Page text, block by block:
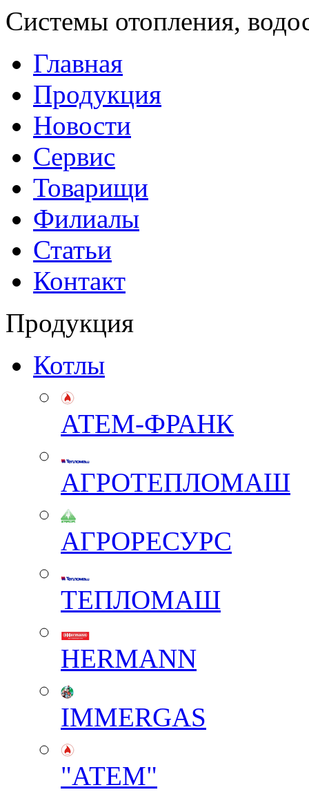
Системы отопления,
Главная
Продукция
Новости
Сервис
Товарищи
Филиалы
Статьи
Контакт
Продукция
Котлы
АТЕМ-ФРАНК
АГРОТЕПЛОМАШ
АГРОРЕСУРС
ТЕПЛОМАШ
HERMANN
IMMERGAS
"АТЕМ"